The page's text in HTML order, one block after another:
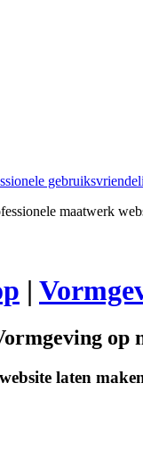
maatwerk
|
op
laten